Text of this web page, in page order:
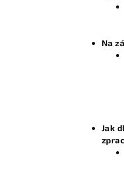
Na
Jak